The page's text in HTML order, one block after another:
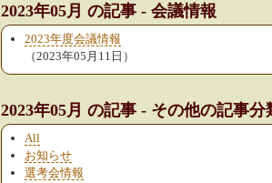
2023年05月 の記事 - 会議情報
2023年度会議情報
（2023年05月11日）
2023年05月 の記事 - その他の記事分
All
お知らせ
選考会情報